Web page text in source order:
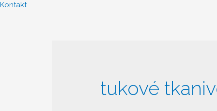
Kontakt
tukové